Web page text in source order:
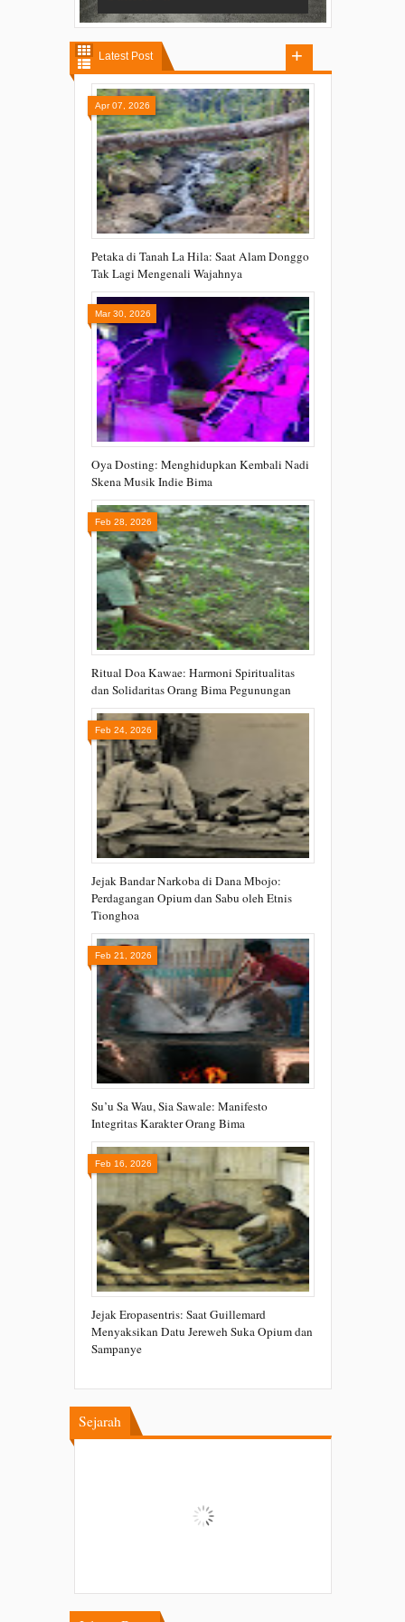
Latest Post
Petaka di Tanah La Hila: Saat Alam Donggo
Tak Lagi Mengenali Wajahnya
Apr 07, 2026
Oya Dosting: Menghidupkan Kembali Nadi
Skena Musik Indie Bima
Mar 30, 2026
Ritual Doa Kawae: Harmoni Spiritualitas
dan Solidaritas Orang Bima Pegunungan
Feb 28, 2026
Jejak Bandar Narkoba di Dana Mbojo:
Perdagangan Opium dan Sabu oleh Etnis
Tionghoa
Feb 24, 2026
Su’u Sa Wau, Sia Sawale: Manifesto
Integritas Karakter Orang Bima
Feb 21, 2026
Jejak Eropasentris: Saat Guillemard
Menyaksikan Datu Jereweh Suka Opium dan
Sampanye
Feb 16, 2026
Sejarah